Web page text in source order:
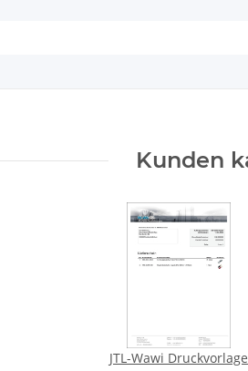
Kunden
JTL-Wawi Druckvorlage